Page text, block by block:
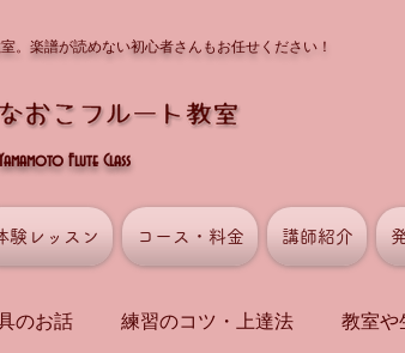
のお話 練習のコツ・上達法 教室や
。楽譜が読めない初心者さんもお任せください！
Flute Class
験レッスン コース・料金 講師紹介